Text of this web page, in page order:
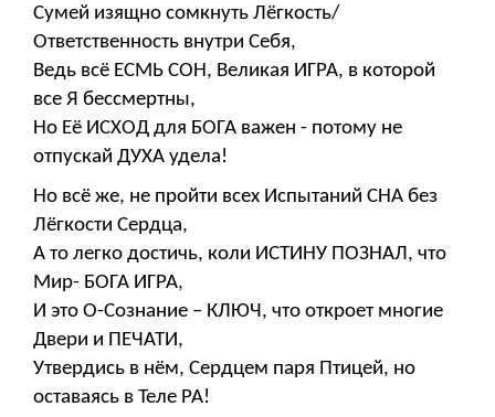
Сумей изящно сомкнуть Лёгкость/
Ответственность внутри Себя,
Ведь всё ЕСМЬ СОН, Великая ИГРА, в которой
все Я бессмертны,
Но Её ИСХОД для БОГА важен - потому не
отпускай ДУХА удела!
Но всё же, не пройти всех Испытаний СНА без
Лёгкости Сердца,
А то легко достичь, коли ИСТИНУ ПОЗНАЛ, что
Мир- БОГА ИГРА,
И это О-Сознание – КЛЮЧ, что откроет многие
Двери и ПЕЧАТИ,
Утвердись в нём, Сердцем паря Птицей, но
оставаясь в Теле РА!